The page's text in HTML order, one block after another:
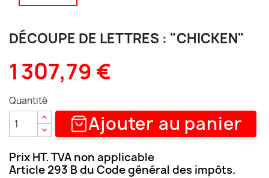
DÉCOUPE DE LETTRES : "CHICKEN"
1 307,79 €
Quantité
Ajouter au panier
Prix HT. TVA non applicable
Article 293 B du Code général des impôts.